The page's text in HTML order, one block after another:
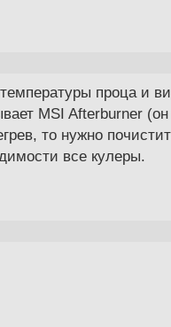
проца и
MSI Afterburner
то нужно
все кулеры.